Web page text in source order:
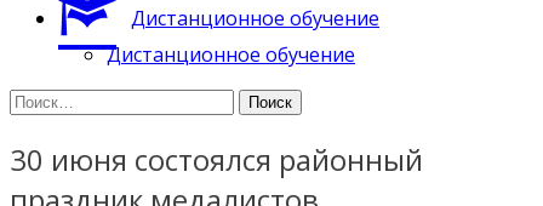
Дистанционное обучение
Дистанционное обучение
Найти:
30 июня состоялся районный